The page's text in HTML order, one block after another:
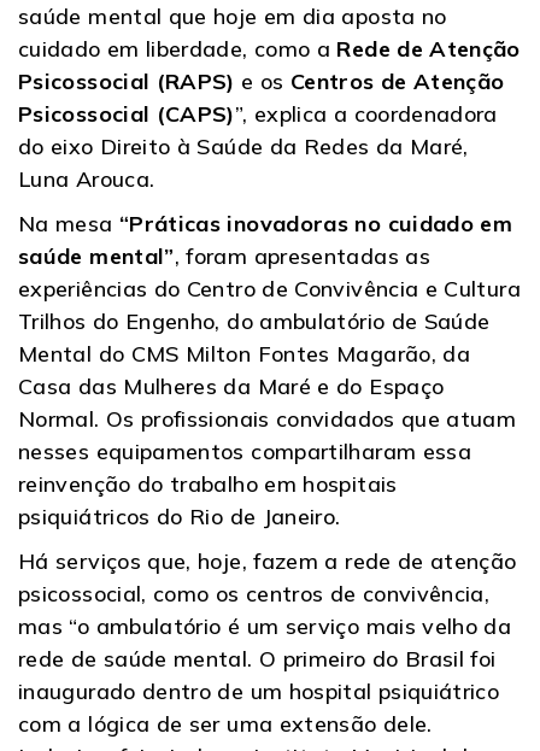
saúde mental que hoje em dia aposta no
cuidado em liberdade, como a Rede de Atenção
Psicossocial (RAPS) e os Centros de Atenção
Psicossocial (CAPS)”, explica a coordenadora
do eixo Direito à Saúde da Redes da Maré,
Luna Arouca.
Na mesa “Práticas inovadoras no cuidado em
saúde mental”, foram apresentadas as
experiências do Centro de Convivência e Cultura
Trilhos do Engenho, do ambulatório de Saúde
Mental do CMS Milton Fontes Magarão, da
Casa das Mulheres da Maré e do Espaço
Normal. Os profissionais convidados que atuam
nesses equipamentos compartilharam essa
reinvenção do trabalho em hospitais
psiquiátricos do Rio de Janeiro.
Há serviços que, hoje, fazem a rede de atenção
psicossocial, como os centros de convivência,
mas “o ambulatório é um serviço mais velho da
rede de saúde mental. O primeiro do Brasil foi
inaugurado dentro de um hospital psiquiátrico
com a lógica de ser uma extensão dele.